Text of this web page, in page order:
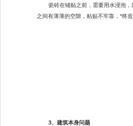
瓷砖在铺贴之前，需要用水浸泡
之间有薄薄的空隙，粘贴不牢靠，*终造
3、建筑本身问题